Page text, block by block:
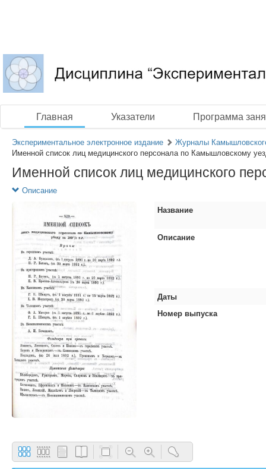
Главная Указатели Программа
Экспериментальное электронное издание
Журналы
Именной список лиц медицинского персонала по Камышловскому
Именной список лиц медицинского
Описание
Название
Описание
Даты
Номер выпуска